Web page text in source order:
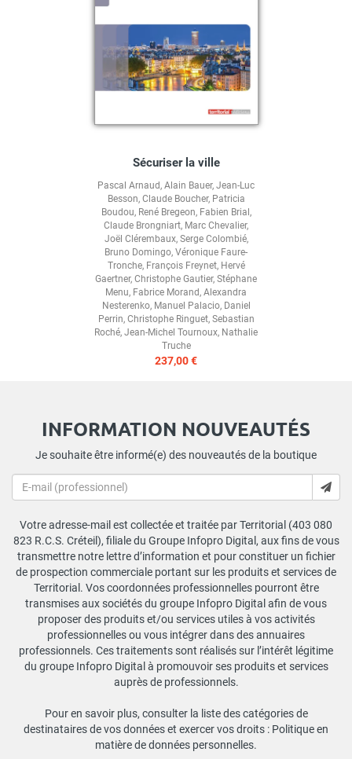
Sécuriser la ville
Pascal Arnaud, Alain Bauer, Jean-Luc
Besson, Claude Boucher, Patricia
Boudou, René Bregeon, Fabien Brial,
Claude Brongniart, Marc Chevalier,
Joël Clérembaux, Serge Colombié,
Bruno Domingo, Véronique Faure-
Tronche, François Freynet, Hervé
Gaertner, Christophe Gautier, Stéphane
Menu, Fabrice Morand, Alexandra
Nesterenko, Manuel Palacio, Daniel
Perrin, Christophe Ringuet, Sebastian
Roché, Jean-Michel Tournoux, Nathalie
Truche
237,00 €
INFORMATION NOUVEAUTÉS
Je souhaite être informé(e) des nouveautés de la boutique
Votre adresse-mail est collectée et traitée par Territorial (403 080
823 R.C.S. Créteil), filiale du Groupe Infopro Digital, aux fins de vous
transmettre notre lettre d’information et pour constituer un fichier
de prospection commerciale portant sur les produits et services de
Territorial. Vos coordonnées professionnelles pourront être
transmises aux sociétés du groupe Infopro Digital afin de vous
proposer des produits et/ou services utiles à vos activités
professionnelles ou vous intégrer dans des annuaires
professionnels. Ces traitements sont réalisés sur l’intérêt légitime
du groupe Infopro Digital à promouvoir ses produits et services
auprès de professionnels.
Pour en savoir plus, consulter la liste des catégories de
destinataires de vos données et exercer vos droits : Politique en
matière de données personnelles.